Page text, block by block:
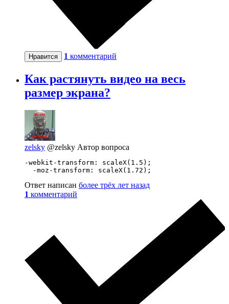
Нравится 1 комментарий
Как растянуть видео на весь
размер экрана?
zelsky @zelsky Автор вопроса
-webkit-transform: scaleX(1.5);
  -moz-transform: scaleX(1.72);
Ответ написан более трёх лет назад
1 комментарий